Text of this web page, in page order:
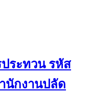
ระทวน รหัส
นักงานปลัด